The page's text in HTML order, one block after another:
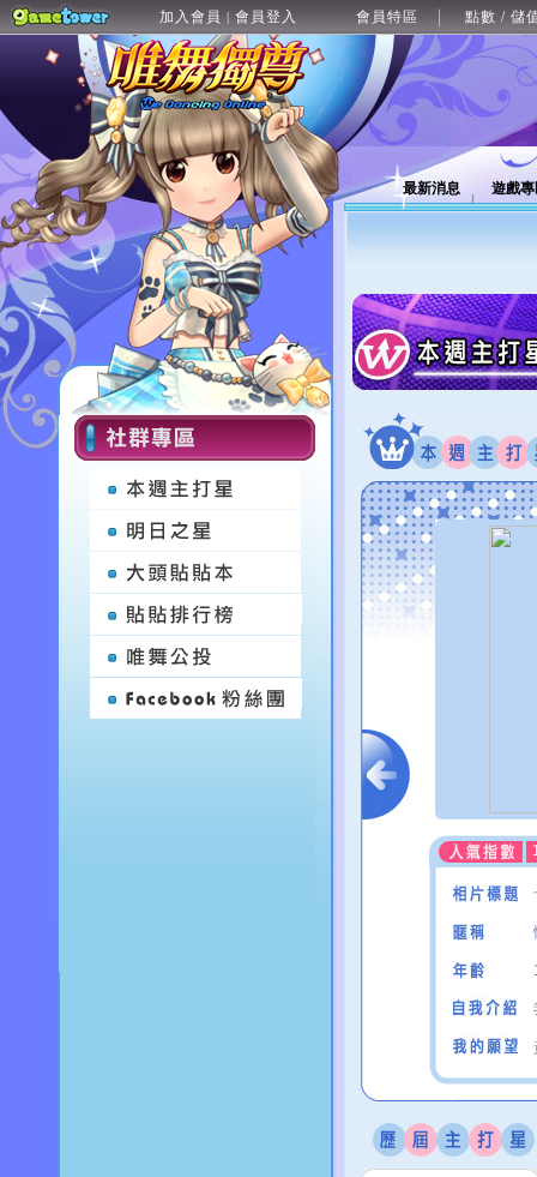
加入會員 | 會員登入 會員特區 點數 / 儲
最新消息 遊戲